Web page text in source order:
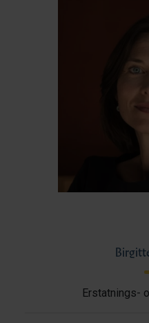
Erstatnings-